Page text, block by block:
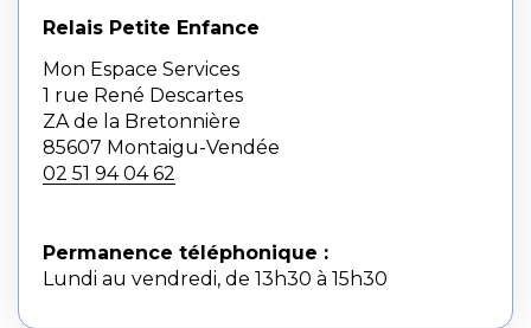
Relais Petite Enfance
Mon Espace Services
1 rue René Descartes
ZA de la Bretonnière
85607 Montaigu-Vendée
02 51 94 04 62
Permanence téléphonique :
Lundi au vendredi, de 13h30 à 15h30